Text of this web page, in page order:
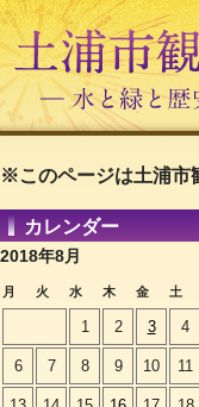
※このページは土浦市
カレンダー
2018年8月
月 火 水 木 金 土
1 2 3 4
6 7 8 9 10 11